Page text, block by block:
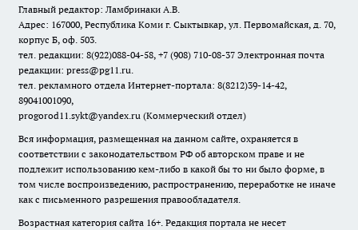
Главный редактор: Ламбринаки А.В.
Адрес: 167000, Республика Коми г. Сыктывкар, ул. Первомайская, д. 70,
корпус Б, оф. 503.
тел. редакции: 8(922)088-04-58, +7 (908) 710-08-37 Электронная почта
редакции: press@pg11.ru.
тел. рекламного отдела Интернет-портала: 8(8212)39-14-42,
89041001090,
progorod11.sykt@yandex.ru (Коммерческий отдел)
Вся информация, размещенная на данном сайте, охраняется в
соответствии с законодательством РФ об авторском праве и не
подлежит использованию кем-либо в какой бы то ни было форме, в
том числе воспроизведению, распространению, переработке не иначе
как с письменного разрешения правообладателя.
Возрастная категория сайта 16+. Редакция портала не несет